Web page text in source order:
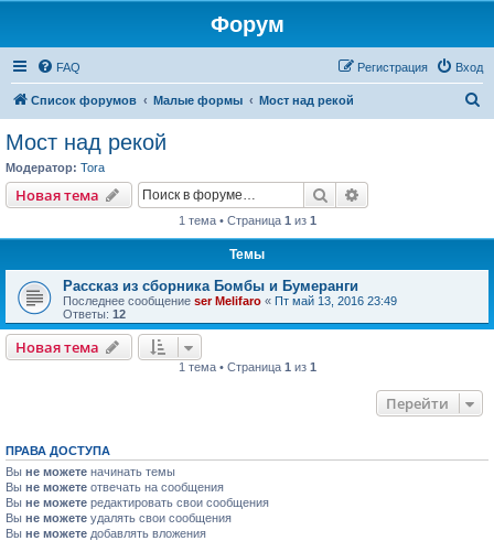
Форум
FAQ Вход
Регистрация
Список форумов Малые формы Мост над рекой
Мост над рекой
Модератор: Tora
Новая тема Поиск
1 тема • Страница 1 из 1
Темы
Рассказ из сборника Бомбы и Бумеранги
Последнее сообщение ser Melifaro « Пт май 13, 2016 23:49
Ответы: 12
Новая тема
1 тема • Страница 1 из 1
Перейти
ПРАВА ДОСТУПА
Вы не можете начинать темы
Вы не можете отвечать на сообщения
Вы не можете редактировать свои сообщения
Вы не можете удалять свои сообщения
Вы не можете добавлять вложения